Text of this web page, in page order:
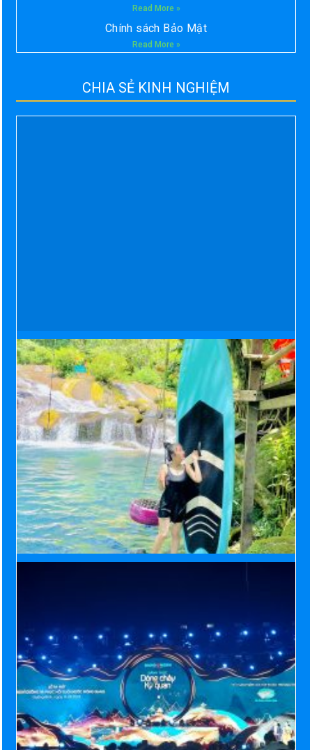
Read More »
Chính sách Bảo Mật
Read More »
CHIA SẺ KINH NGHIỆM